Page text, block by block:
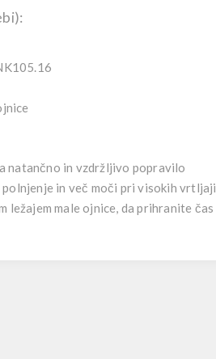
natančno in vzdržljivo popravilo
polnjenje in več moči pri visokih
ležajem male ojnice, da prihranite